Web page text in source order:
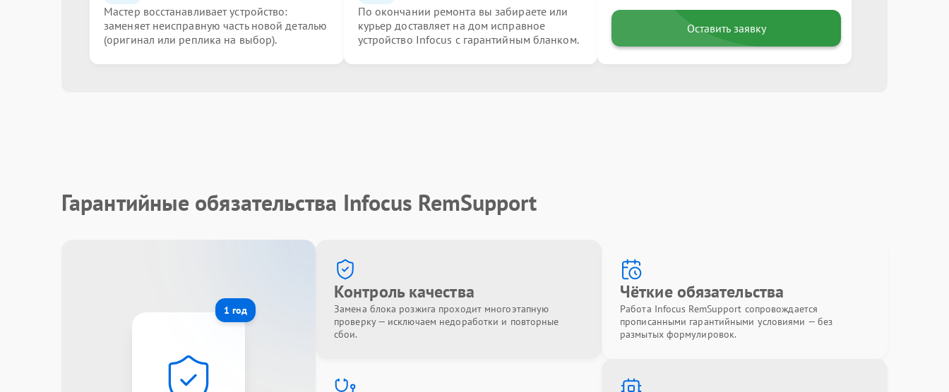
Мастер восстанавливает устройство:
заменяет неисправную часть новой деталью
(оригинал или реплика на выбор).
По окончании ремонта вы забираете или
курьер доставляет на дом исправное
устройство Infocus с гарантийным бланком.
Оставить заявку
Гарантийные обязательства Infocus RemSupport
1 год
Контроль качества
Замена блока розжига проходит многоэтапную
проверку — исключаем недоработки и повторные
сбои.
Чёткие обязательства
Работа Infocus RemSupport сопровождается
прописанными гарантийными условиями — без
размытых формулировок.